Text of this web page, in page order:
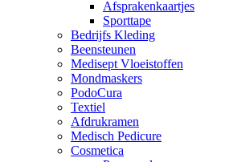
Afsprakenkaartjes
Sporttape
Bedrijfs Kleding
Beensteunen
Medisept Vloeistoffen
Mondmaskers
PodoCura
Textiel
Afdrukramen
Medisch Pedicure
Cosmetica